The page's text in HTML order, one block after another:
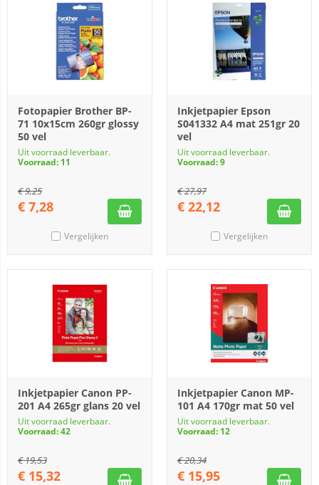
Fotopapier Brother BP-
71 10x15cm 260gr glossy
50 vel
Uit voorraad leverbaar.
Voorraad: 11
€9,25
€ 7,28
Vergelijken
Inkjetpapier Epson
S041332 A4 mat 251gr 20
vel
Uit voorraad leverbaar.
Voorraad: 9
€27,97
€ 22,12
Vergelijken
Inkjetpapier Canon PP-
201 A4 265gr glans 20 vel
Uit voorraad leverbaar.
Voorraad: 42
€19,53
€ 15,32
Inkjetpapier Canon MP-
101 A4 170gr mat 50 vel
Uit voorraad leverbaar.
Voorraad: 12
€20,34
€ 15,95